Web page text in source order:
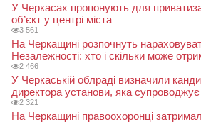
У Черкасах пропонують для
об’єкт у центрі міста
3 561
На Черкащині розпочнуть
Незалежності: хто і скільки може
2 466
У Черкаській облраді визначили
директора установи, яка супроводжує
2 321
На Черкащині правоохоронці